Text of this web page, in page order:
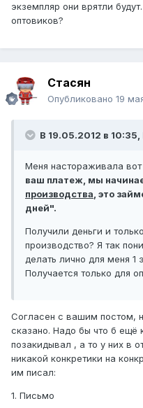
экземпляр они врятли
оптовиков?
Стасян
Опубликовано 19
В 19.05.2012 в
Меня настораживала
ваш платеж, мы
производства, это
дней".
Получили деньги и
производство? Я так
делать лично для меня 1
Получается только для
Согласен с вашим постом,
сказано. Надо бы что б ещё
позакидывал , а то у них в
никакой конкретики на
им писал:
1. Письмо